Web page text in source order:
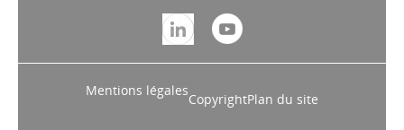
Mentions légales
CopyrightPlan du site